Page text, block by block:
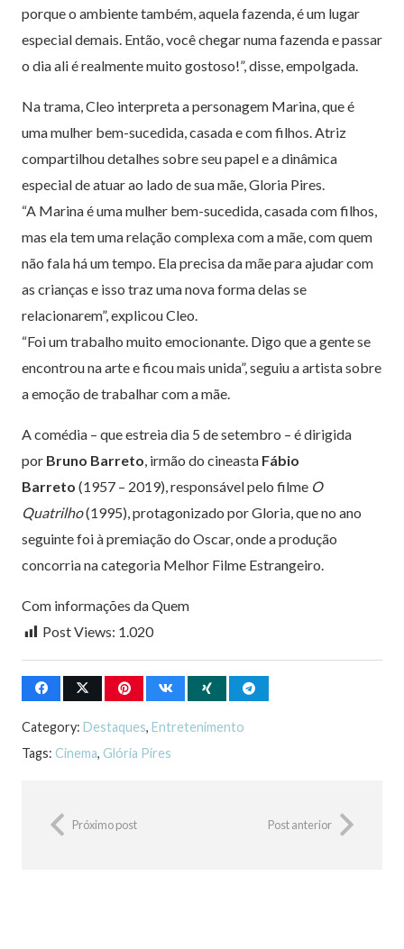
porque o ambiente também, aquela fazenda, é um lugar
especial demais. Então, você chegar numa fazenda e passar
o dia ali é realmente muito gostoso!”, disse, empolgada.
Na trama, Cleo interpreta a personagem Marina, que é
uma mulher bem-sucedida, casada e com filhos. Atriz
compartilhou detalhes sobre seu papel e a dinâmica
especial de atuar ao lado de sua mãe, Gloria Pires.
“A Marina é uma mulher bem-sucedida, casada com filhos,
mas ela tem uma relação complexa com a mãe, com quem
não fala há um tempo. Ela precisa da mãe para ajudar com
as crianças e isso traz uma nova forma delas se
relacionarem”, explicou Cleo.
“Foi um trabalho muito emocionante. Digo que a gente se
encontrou na arte e ficou mais unida”, seguiu a artista sobre
a emoção de trabalhar com a mãe.
A comédia – que estreia dia 5 de setembro – é dirigida
por Bruno Barreto, irmão do cineasta Fábio
Barreto (1957 – 2019), responsável pelo filme O
Quatrilho(1995), protagonizado por Gloria, que no ano
seguinte foi à premiação do Oscar, onde a produção
concorria na categoria Melhor Filme Estrangeiro.
Com informações da Quem
Post Views: 1.020
Category: Destaques, Entretenimento
Tags: Cinema, Glória Pires
Próximo post Post anterior